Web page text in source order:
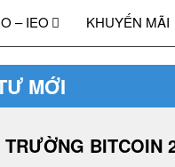
– IEO KHUYẾN MÃI
MỚI
BITCOIN